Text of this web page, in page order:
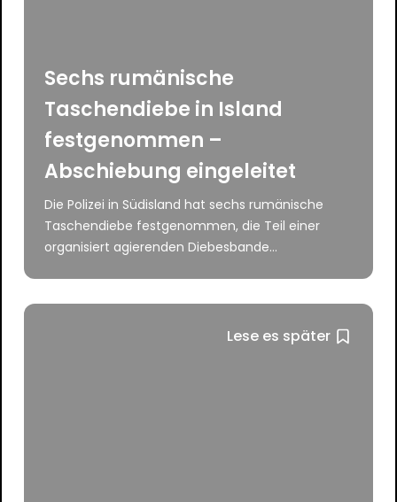
Sechs rumänische
Taschendiebe in Island
festgenommen –
Abschiebung eingeleitet
Die Polizei in Südisland hat sechs rumänische
Taschendiebe festgenommen, die Teil einer
organisiert agierenden Diebesbande...
Lese es später